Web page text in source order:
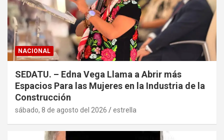
NACIONAL
SEDATU. – Edna Vega Llama a Abrir más
Espacios Para las Mujeres en la Industria de la
Construcción
sábado, 8 de agosto del 2026 estrella